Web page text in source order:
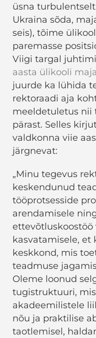
üsna
Ukraina sõda,
seis), tõime
paremasse
Viigi targal
aasta ülikooli
juurde ka lühida
rektoraadi aja
meeldetuletus nii
pärast. Selles
valdkonna viie
järgnevat:
„Minu tegevus
keskendunud
tööprotsesside
arendamisele
ettevõtluskoostöö
kasvatamisele,
keskkond, mis
teadmuse
Oleme loonud
tugistruktuuri,
akadeemilistele
nõu ja praktilise
taotlemisel,